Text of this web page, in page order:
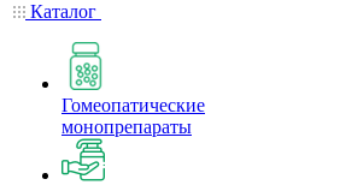
Каталог
Гомеопатические
монопрепараты